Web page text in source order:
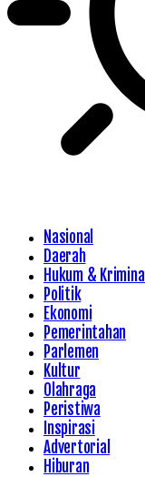
Nasional
Daerah
Hukum & Kriminal
Politik
Ekonomi
Pemerintahan
Parlemen
Kultur
Olahraga
Peristiwa
Inspirasi
Advertorial
Hiburan